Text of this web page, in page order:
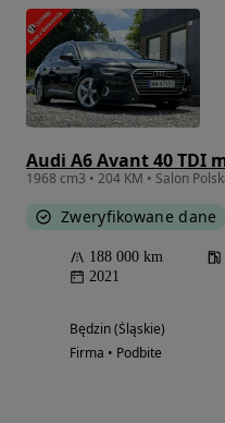
Zweryfikowane dane
188 000 km
2021
Będzin (Śląskie)
Firma • Podbite